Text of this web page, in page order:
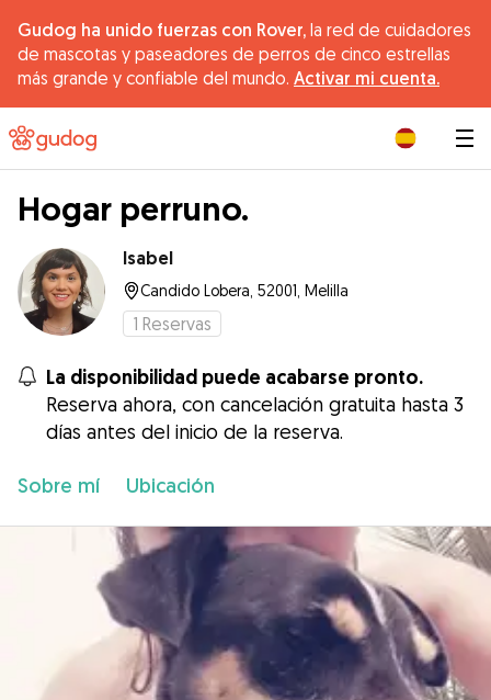
Gudog ha unido fuerzas con Rover, la red de cuidadores
de mascotas y paseadores de perros de cinco estrellas
más grande y confiable del mundo. Activar mi cuenta.
Hogar perruno.
Isabel
Candido Lobera, 52001, Melilla
1 Reservas
La disponibilidad puede acabarse pronto.
Reserva ahora, con cancelación gratuita hasta 3
días antes del inicio de la reserva.
Sobre mí Ubicación